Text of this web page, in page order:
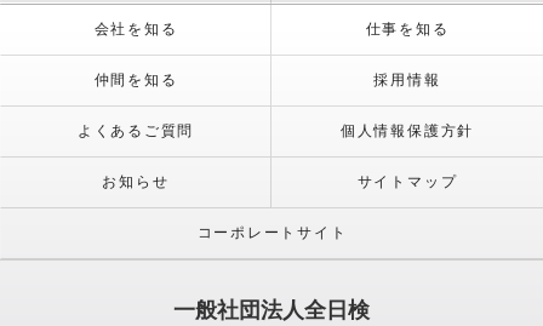
会社を知る 仕事を知る
仲間を知る 採用情報
よくあるご質問 個人情報保護方針
お知らせ サイトマップ
コーポレートサイト
一般社団法人全日検